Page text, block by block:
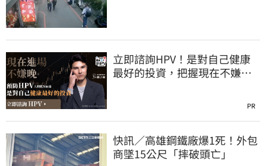
立即諮詢HPV！是對自己健康
最好的投資，把握現在不嫌
PR
快訊／高雄鋼鐵廠爆1死！外包
商墜15公尺「摔破頭亡」